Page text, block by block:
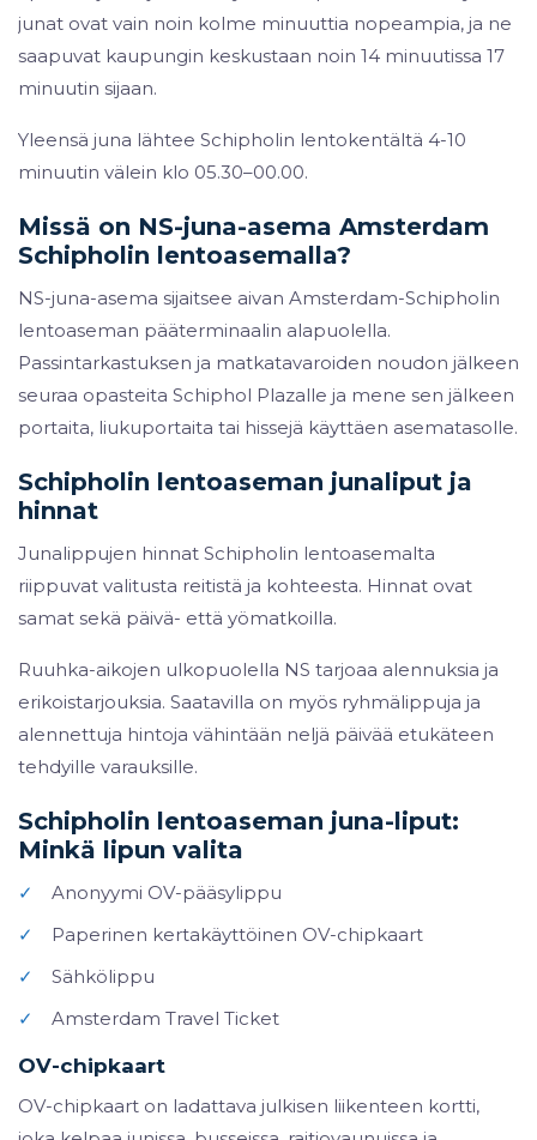
junat ovat vain noin kolme minuuttia nopeampia, ja ne
saapuvat kaupungin keskustaan noin 14 minuutissa 17
minuutin sijaan.
Yleensä juna lähtee Schipholin lentokentältä 4-10
minuutin välein klo 05.30–00.00.
Missä on NS-juna-asema Amsterdam
Schipholin lentoasemalla?
NS-juna-asema sijaitsee aivan Amsterdam-Schipholin
lentoaseman pääterminaalin alapuolella.
Passintarkastuksen ja matkatavaroiden noudon jälkeen
seuraa opasteita Schiphol Plazalle ja mene sen jälkeen
portaita, liukuportaita tai hissejä käyttäen asematasolle.
Schipholin lentoaseman junaliput ja
hinnat
Junalippujen hinnat Schipholin lentoasemalta
riippuvat valitusta reitistä ja kohteesta. Hinnat ovat
samat sekä päivä- että yömatkoilla.
Ruuhka-aikojen ulkopuolella NS tarjoaa alennuksia ja
erikoistarjouksia. Saatavilla on myös ryhmälippuja ja
alennettuja hintoja vähintään neljä päivää etukäteen
tehdyille varauksille.
Schipholin lentoaseman juna-liput:
Minkä lipun valita
✓
Anonyymi OV-pääsylippu
✓
Paperinen kertakäyttöinen OV-chipkaart
✓
Sähkölippu
✓
Amsterdam Travel Ticket
OV-chipkaart
OV-chipkaart on ladattava julkisen liikenteen kortti,